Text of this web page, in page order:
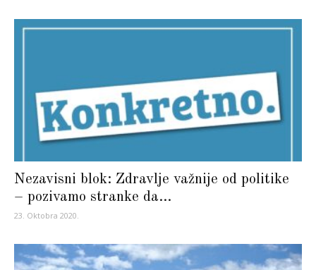
Nezavisni blok: Zdravlje važnije od politike
– pozivamo stranke da...
23. Oktobra 2020.